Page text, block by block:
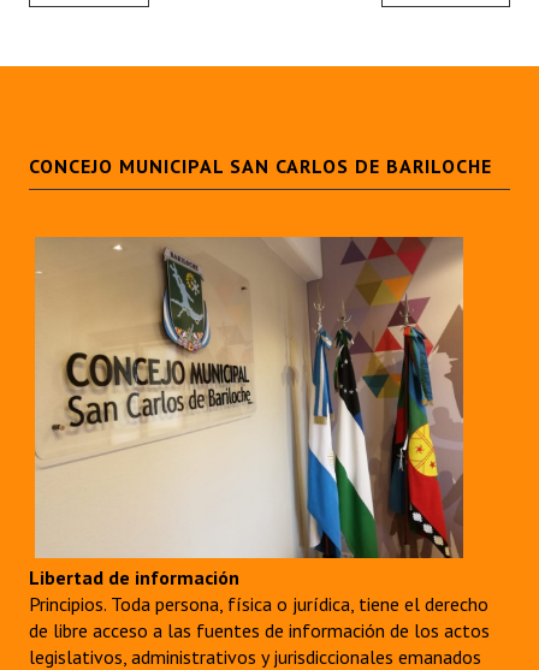
CONCEJO MUNICIPAL SAN CARLOS DE BARILOCHE
Libertad de información
Principios. Toda persona, física o jurídica, tiene el derecho
de libre acceso a las fuentes de información de los actos
legislativos, administrativos y jurisdiccionales emanados